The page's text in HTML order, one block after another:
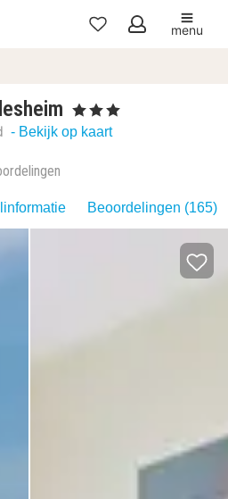
Mijn
menu
, 3 Sterren
- Bekijk op kaart
Beoordelingen (165)